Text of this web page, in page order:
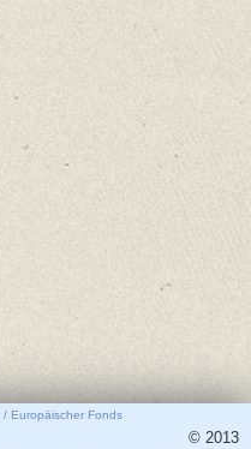
Europäischer Fonds
© 2013